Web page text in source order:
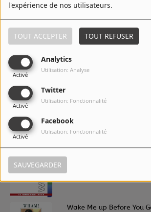
l'expérience de nos utilisateurs.
TOUT ACCEPTER TOUT REFUSER
Analytics
Activé
Utilisation: Analyse
Twitter
Activé
Utilisation: Fonctionnalité
Facebook
Activé
Utilisation: Fonctionnalité
SAUVEGARDER
5 Last Christmas -
8
Wake Me up Before You